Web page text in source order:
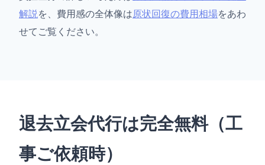
解説 を、費用感の全体像は原状回復の費用相場をあわ
せてご覧ください。
退去立会代行は完全無料（工
事ご依頼時）